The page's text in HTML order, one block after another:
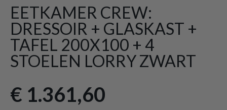
EETKAMER CREW:
DRESSOIR + GLASKAST +
TAFEL 200X100 + 4
STOELEN LORRY ZWART
€ 1.361,60